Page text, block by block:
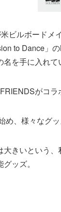
ビルボードメ
to Dance」
を手に入れて
がコラ
め、様々なグ
大きいという
ッズ。